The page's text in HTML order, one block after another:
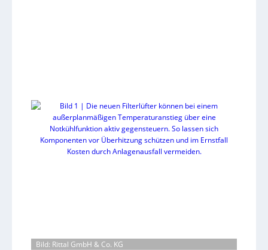
Bild: Rittal GmbH & Co. KG